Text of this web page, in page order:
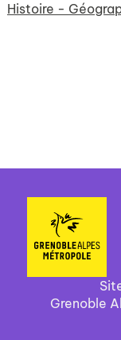
Histoire -
Grenoble